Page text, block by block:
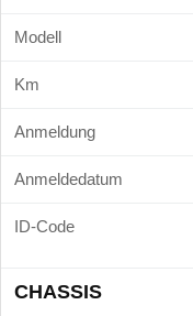
Modell
Km
Anmeldung
Anmeldedatum
ID-Code
CHASSIS